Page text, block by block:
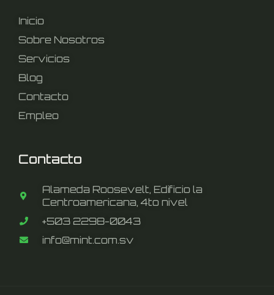
Contacto
Alameda Roosevelt, Edificio la
Centroamericana, 4to nivel
+503 2298-0043
info@mint.com.sv
Inicio
Sobre Nosotros
Servicios
Blog
Contacto
Empleo